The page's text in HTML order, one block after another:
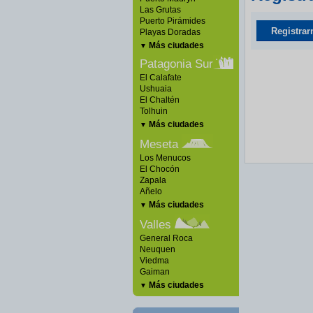
Las Grutas
Puerto Pirámides
Playas Doradas
▼ Más ciudades
Patagonia Sur
El Calafate
Ushuaia
El Chaltén
Tolhuin
▼ Más ciudades
Meseta
Los Menucos
El Chocón
Zapala
Añelo
▼ Más ciudades
Valles
General Roca
Neuquen
Viedma
Gaiman
▼ Más ciudades